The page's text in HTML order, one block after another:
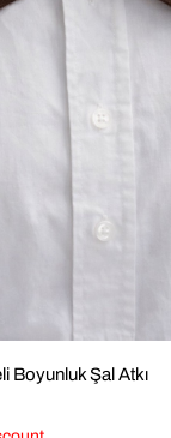
Boyunluk Şal Atkı